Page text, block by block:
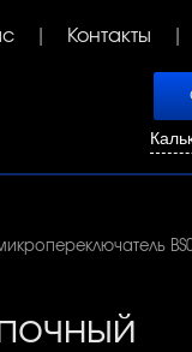
Контакты